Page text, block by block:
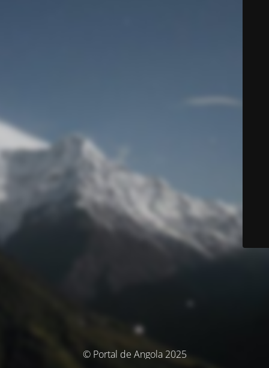
© Portal de Angola 2025